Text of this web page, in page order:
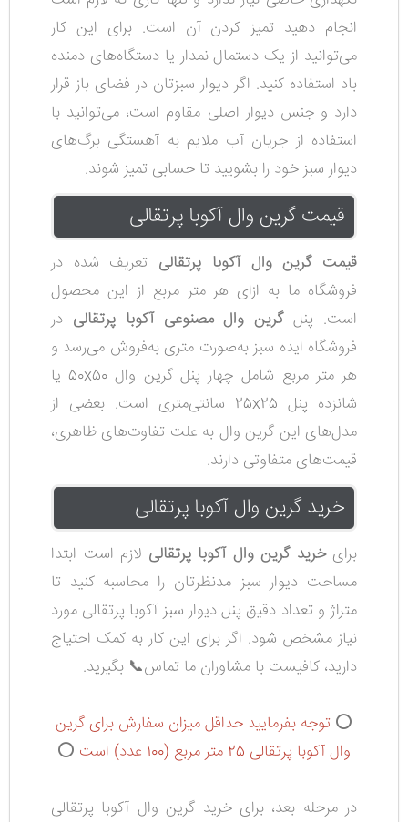
انجام دهید تمیز کردن آن است. برای این کار
می‌توانید از یک دستمال نمدار یا دستگاه‌های دمنده
باد استفاده کنید. اگر دیوار سبزتان در فضای باز قرار
دارد و جنس دیوار اصلی مقاوم است، می‌توانید با
استفاده از جریان آب ملایم به آهستگی برگ‌های
دیوار سبز خود را بشویید تا حسابی تمیز شوند.
قیمت گرین وال آکوبا پرتقالی
قیمت گرین وال آکوبا پرتقالی تعریف شده در
فروشگاه ما به ازای هر متر مربع از این محصول
است. پنلگرین وال مصنوعی آکوبا پرتقالی در
فروشگاه ایده سبز به‌صورت متری به‌فروش می‌رسد و
هر متر مربع شامل چهار پنل گرین وال 50x50 یا
شانزده پنل 25x25 سانتی‌متری است.
بعضی از
مدل‌های این گرین وال به علت تفاوت‌های ظاهری،
قیمت‌های متفاوتی دارند.
خرید گرین وال آکوبا پرتقالی
برایخرید گرین وال آکوبا پرتقالی لازم است ابتدا
مساحت دیوار سبز مدنظرتان را محاسبه کنید تا
متراژ و تعداد دقیق پنل دیوار سبز آکوبا پرتقالی مورد
نیاز مشخص شود. اگر برای این کار به کمک احتیاج
دارید، کافیست با مشاوران ما تماس📞 بگیرید.
⭕ توجه بفرمایید حداقل میزان سفارش برای گرین
وال آکوبا پرتقالی 25 متر مربع (100 عدد) است
⭕
در مرحله بعد، برای خرید گرین وال آکوبا پرتقالی